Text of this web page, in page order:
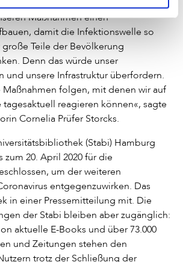
Maßnahmen einen
damit die Infektionswelle so
Teile der Bevölkerung
Denn das würde unser
und unsere Infrastruktur überfordern.
Maßnahmen folgen, mit denen wir auf
reagieren können«, sagte
Cornelia Prüfer Storcks.
(Stabi) Hamburg
zum 20. April 2020 für die
um der weiteren
entgegenzuwirken. Das
in einer Pressemitteilung mit. Die
der Stabi bleiben aber zugänglich:
aktuelle E-Books und über 73.000
und Zeitungen stehen den
trotz der Schließung der